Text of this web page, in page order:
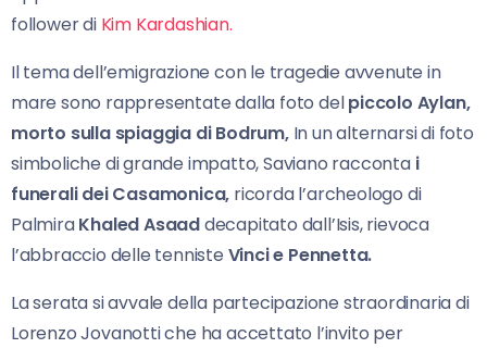
follower diKim Kardashian.
Il tema dell’emigrazione con le tragedie avvenute in
mare sono rappresentate dalla foto delpiccolo Aylan,
morto sulla spiaggia di Bodrum,In un alternarsi di foto
simboliche di grande impatto, Saviano racconta i
funerali dei Casamonica, ricorda l’archeologo di
PalmiraKhaled Asaaddecapitato dall’Isis, rievoca
l’abbraccio delle tenniste Vinci e Pennetta.
La serata si avvale della partecipazione straordinaria di
Lorenzo Jovanotti che ha accettato l’invito per